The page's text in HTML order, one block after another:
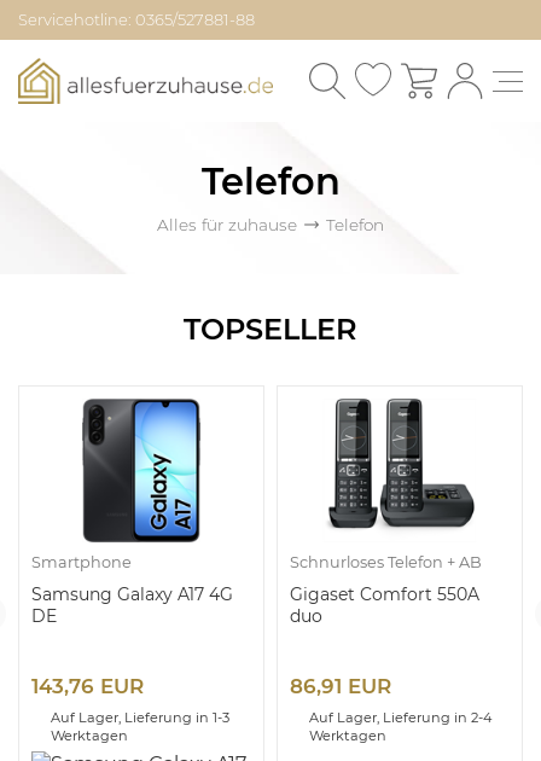
Servicehotline: 0365/527881-88
Telefon
Alles für zuhause Telefon
TOPSELLER
Smartphone
Samsung Galaxy A17 4G
DE
143,76 EUR
Auf Lager, Lieferung in 1-3
Werktagen
Schnurloses Telefon + AB
Gigaset Comfort 550A
duo
86,91 EUR
Auf Lager, Lieferung in 2-4
Werktagen